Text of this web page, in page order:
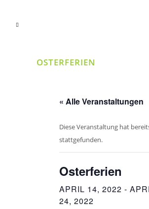
OSTERFERIEN
« Alle Veranstaltungen
Diese Veranstaltung hat
stattgefunden.
Osterferien
APRIL 14, 2022 -
24, 2022